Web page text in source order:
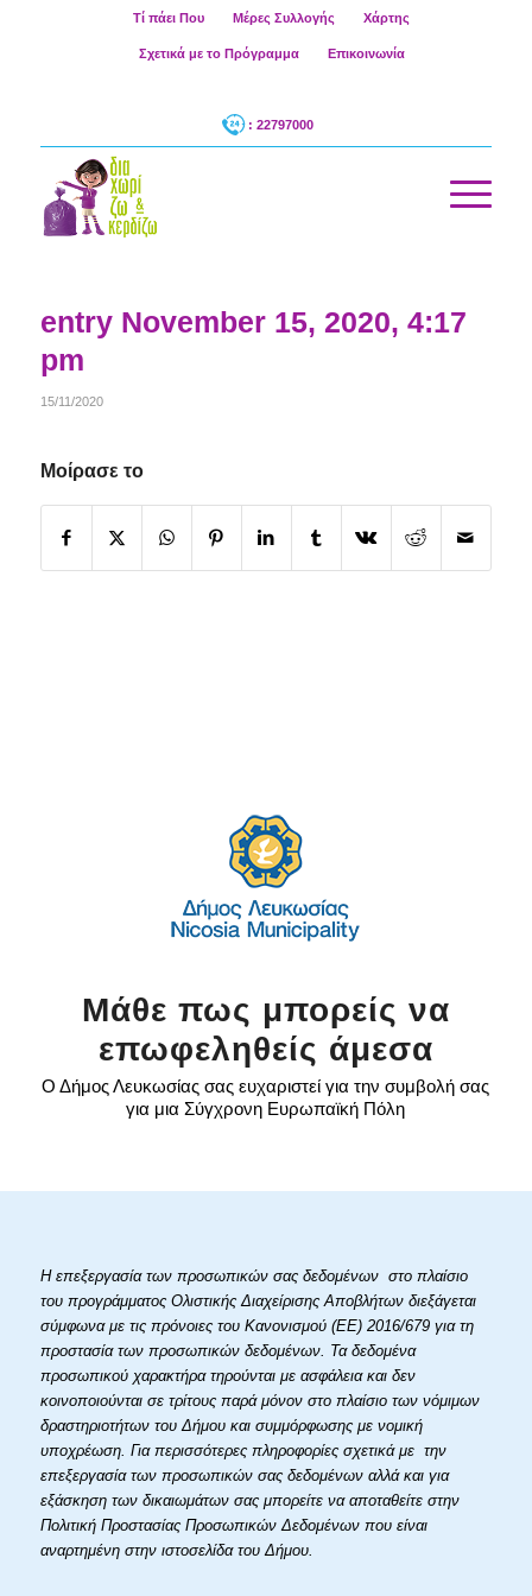
Τί πάει Που Μέρες Συλλογής Χάρτης
Σχετικά με το Πρόγραμμα Επικοινωνία
: 22797000
entry November 15, 2020, 4:17
pm
15/11/2020
Μοίρασε το
Μάθε πως μπορείς να
επωφεληθείς άμεσα
Ο Δήμος Λευκωσίας σας ευχαριστεί για την συμβολή σας
για μια Σύγχρονη Ευρωπαϊκή Πόλη
Η επεξεργασία των προσωπικών σας δεδομένων στο πλαίσιο
του προγράμματος Ολιστικής Διαχείρισης Αποβλήτων διεξάγεται
σύμφωνα με τις πρόνοιες του Κανονισμού (ΕΕ) 2016/679 για τη
προστασία των προσωπικών δεδομένων. Τα δεδομένα
προσωπικού χαρακτήρα τηρούνται με ασφάλεια και δεν
κοινοποιούνται σε τρίτους παρά μόνον στο πλαίσιο των νόμιμων
δραστηριοτήτων του Δήμου και συμμόρφωσης με νομική
υποχρέωση. Για περισσότερες πληροφορίες σχετικά με την
επεξεργασία των προσωπικών σας δεδομένων αλλά και για
εξάσκηση των δικαιωμάτων σας μπορείτε να αποταθείτε στην
Πολιτική Προστασίας Προσωπικών Δεδομένων που είναι
αναρτημένη στην ιστοσελίδα του Δήμου.